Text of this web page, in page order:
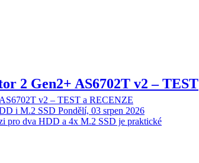
2 Gen2+ AS6702T v2 – TEST
v2 – TEST a RECENZE
i M.2 SSD Pondělí, 03 srpen 2026
pro dva HDD a 4x M.2 SSD je praktické